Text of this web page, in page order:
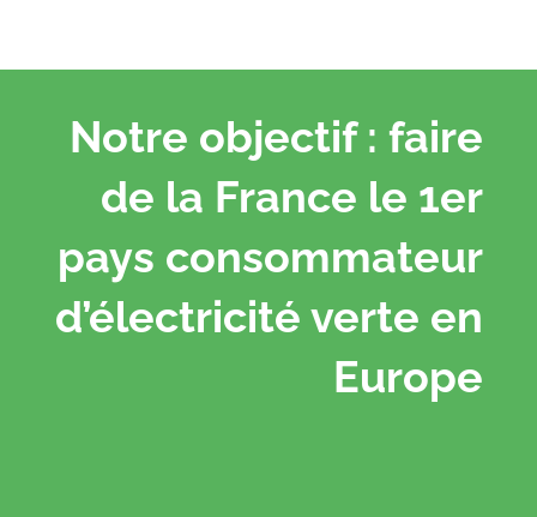
Notre objectif : faire
de la France le 1er
pays consommateur
d’électricité verte en
Europe